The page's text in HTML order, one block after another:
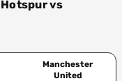
vs
Manchester
United